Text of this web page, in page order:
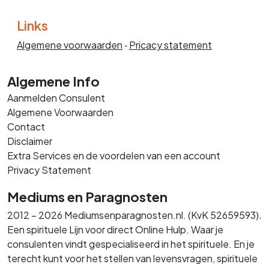
Links
Algemene voorwaarden‐Pricacy statement
Algemene Info
Aanmelden Consulent
Algemene Voorwaarden
Contact
Disclaimer
Extra Services en de voordelen van een account
Privacy Statement
Mediums en Paragnosten
2012 – 2026 Mediumsenparagnosten.nl. (KvK 52659593).
Een spirituele Lijn voor direct Online Hulp. Waar je
consulenten vindt gespecialiseerd in het spirituele. En je
terecht kunt voor het stellen van levensvragen, spirituele